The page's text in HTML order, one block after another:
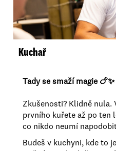
Kuchař
Tady se smaží magie 🍗✨
Zkušenosti? Klidně nula.
prvního kuřete až po ten
co nikdo neumí
Budeš v kuchyni, kde to